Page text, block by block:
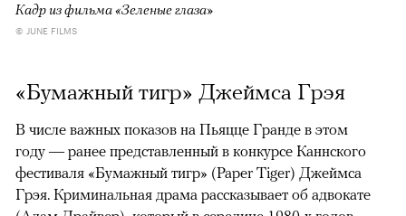
Кадр из фильма «Зеленые глаза»
© JUNE FILMS
«Бумажный тигр» Джеймса Грэя
В числе важных показов на Пьяцце Гранде в этом
году — ранее представленный в конкурсе Каннского
фестиваля «Бумажный тигр» (Paper Tiger) Джеймса
Грэя. Криминальная драма рассказывает об адвокате